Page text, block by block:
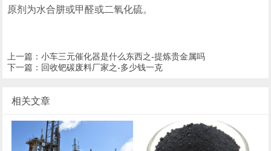
原剂为水合肼或甲醛或二氧化硫。
上一篇：小车三元催化器是什么东西之-提炼贵金属吗
下一篇： 回收钯碳废料厂家之-多少钱一克
相关文章